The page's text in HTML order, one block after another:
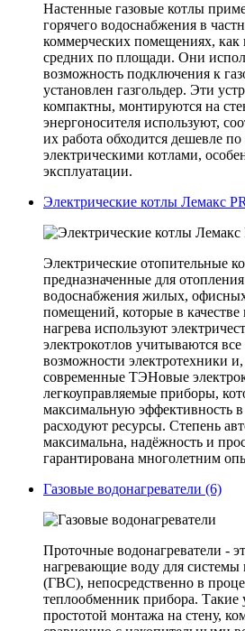
Настенные газовые котлы
горячего водоснабжения в
коммерческих помещениях, как
средних по площади. Они
возможность подключения к
установлен газгольдер. Эти
компактны, монтируются на
энергоносителя используют,
их работа обходится дешевле
электрическими котлами,
эксплуатации.
Электрические котлы Лемакс
Электрические отопительные
предназначенные для
водоснабжения жилых,
помещений, которые в качестве
нагрева используют
электрокотлов учитываются
возможности электротехники и,
современные ТЭНовые
легкоуправляемые приборы,
максимальную эффективность
расходуют ресурсы. Степень
максимальна, надёжность и
гарантирована многолетним
Газовые водонагреватели (6)
Проточные водонагреватели -
нагревающие воду для системы
(ГВС), непосредственно в
теплообменник прибора. Такие
простотой монтажа на стену,